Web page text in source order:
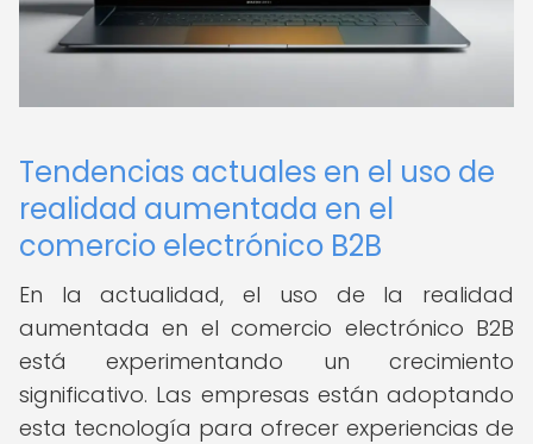
Tendencias actuales en el uso de
realidad aumentada en el
comercio electrónico B2B
En la actualidad, el uso de la realidad
aumentada en el comercio electrónico B2B
está experimentando un crecimiento
significativo. Las empresas están adoptando
esta tecnología para ofrecer experiencias de